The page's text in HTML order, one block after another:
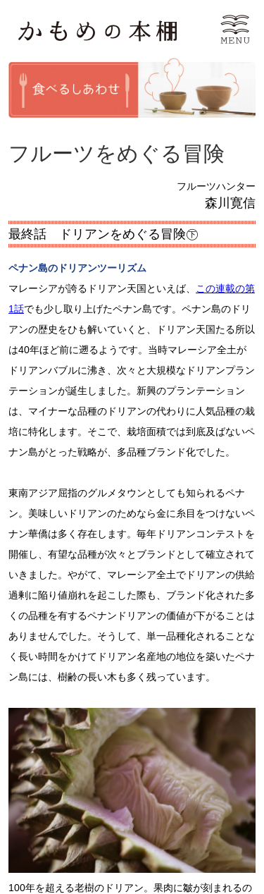
フルーツをめぐる冒険
フルーツハンター
森川寛信
最終話 ドリアンをめぐる冒険㊦
ペナン島のドリアンツーリズム
マレーシアが誇るドリアン天国といえば、
この連載の第
1話でも少し取り上げたペナン島です。ペナン島のドリ
アンの歴史をひも解いていくと、ドリアン天国たる所以
は40年ほど前に遡るようです。当時マレーシア全土が
ドリアンバブルに沸き、次々と大規模なドリアンプラン
テーションが誕生しました。新興のプランテーション
は、マイナーな品種のドリアンの代わりに人気品種の栽
培に特化します。そこで、栽培面積では到底及ばないペ
ナン島がとった戦略が、多品種ブランド化でした。
東南アジア屈指のグルメタウンとしても知られるペナ
ン。美味しいドリアンのためなら金に糸目をつけないペ
ナン華僑は多く存在します。毎年ドリアンコンテストを
開催し、有望な品種が次々とブランドとして確立されて
いきました。やがて、マレーシア全土でドリアンの供給
過剰に陥り値崩れを起こした際も、ブランド化された多
くの品種を有するペナンドリアンの価値が下がることは
ありませんでした。そうして、単一品種化されることな
く長い時間をかけてドリアン名産地の地位を築いたペナ
ン島には、樹齢の長い木も多く残っています。
100年を超える老樹のドリアン。果肉に皺が刻まれるの